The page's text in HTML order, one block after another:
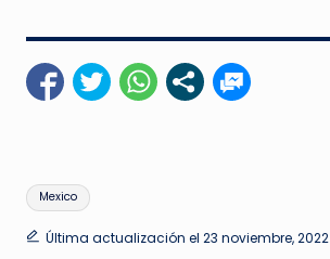
Etiquetas:
Mexico
Última actualización el 23 noviembre, 2022